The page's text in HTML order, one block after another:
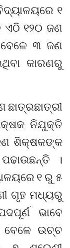
୧
ଏଠି ୧୨୦ ଜଣ
୩ ଜଣ
କାରଣରୁ
ନିଯୁକ୍ତି
ଶିକ୍ଷକଙ୍କ
।
୧ ରୁ ୫
ଗୃହ ମଧ୍ୟରୁ
ଭାବେ
ବେଳେ ଉଚ୍ଚ